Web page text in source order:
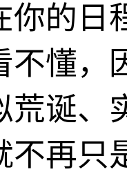
你的日
不懂，
荒诞、
不再只